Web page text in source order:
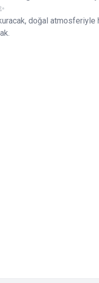
doğal atmosferiyle